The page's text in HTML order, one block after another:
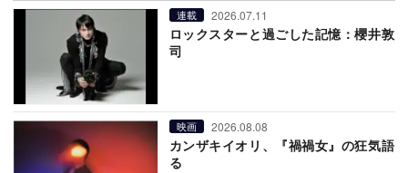
連載 2026.07.11
ロックスターと過ごした記憶：櫻井敦
司
映画 2026.08.08
カンザキイオリ、『禍禍女』の狂気語
る